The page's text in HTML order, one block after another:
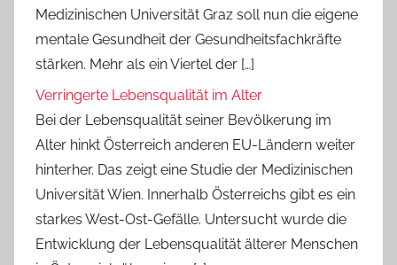
Medizinischen Universität Graz soll nun die eigene
mentale Gesundheit der Gesundheitsfachkräfte
stärken. Mehr als ein Viertel der […]
Verringerte Lebensqualität im Alter
Bei der Lebensqualität seiner Bevölkerung im
Alter hinkt Österreich anderen EU-Ländern weiter
hinterher. Das zeigt eine Studie der Medizinischen
Universität Wien. Innerhalb Österreichs gibt es ein
starkes West-Ost-Gefälle. Untersucht wurde die
Entwicklung der Lebensqualität älterer Menschen